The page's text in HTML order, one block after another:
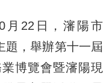
月 22日，瀋陽市
題，舉辦第十一屆
博覽會暨瀋陽現